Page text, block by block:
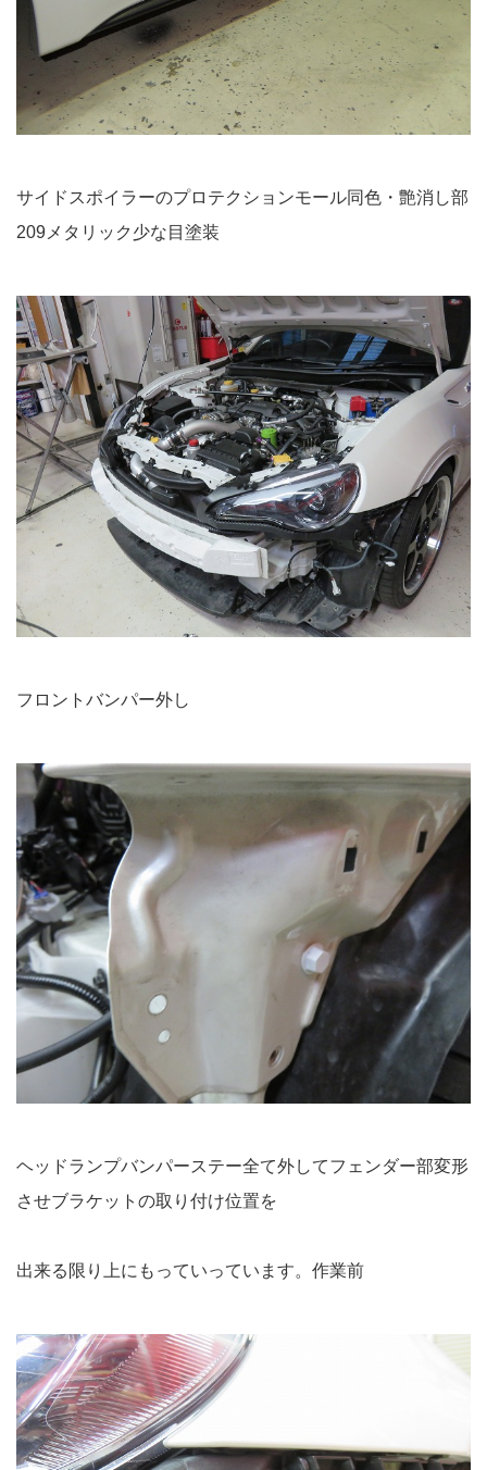
サイドスポイラーのプロテクションモール同色・艶消し部
209メタリック少な目塗装
フロントバンパー外し
ヘッドランプバンパーステー全て外してフェンダー部変形
させブラケットの取り付け位置を
出来る限り上にもっていっています。作業前